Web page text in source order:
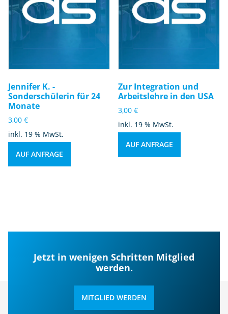
Jennifer K. -
Sonderschülerin für 24
Monate
3,00 €
inkl. 19 % MwSt.
AUF ANFRAGE
Zur Integration und
Arbeitslehre in den USA
3,00€
inkl. 19 % MwSt.
AUF ANFRAGE
Jetzt in wenigen Schritten Mitglied
werden.
MITGLIED WERDEN